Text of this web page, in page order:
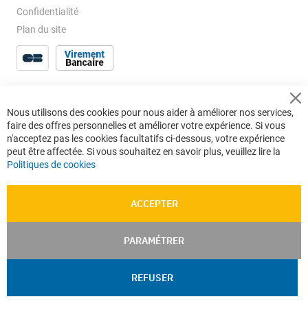
Confidentialité
Plan du site
Nous utilisons des cookies pour nous aider à améliorer nos services,
faire des offres personnelles et améliorer votre expérience. Si vous
n'acceptez pas les cookies facultatifs ci-dessous, votre expérience
peut être affectée. Si vous souhaitez en savoir plus, veuillez lire la
Politiques de cookies
ACCEPTER
PARAMÉTRER
REFUSER